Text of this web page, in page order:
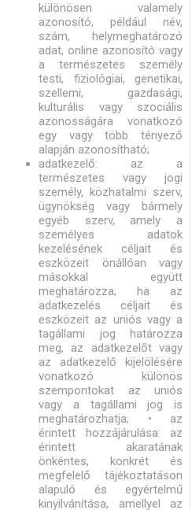
különösen valamely
azonosító, például név,
szám, helymeghatározó
adat, online azonosító vagy
a természetes személy
testi, fiziológiai, genetikai,
szellemi, gazdasági,
kulturális vagy szociális
azonosságára vonatkozó
egy vagy több tényező
alapján azonosítható;
adatkezelő: az a
természetes vagy jogi
személy, közhatalmi szerv,
ügynökség vagy bármely
egyéb szerv, amely a
személyes adatok
kezelésének céljait és
eszközeit önállóan vagy
másokkal együtt
meghatározza; ha az
adatkezelés céljait és
eszközeit az uniós vagy a
tagállami jog határozza
meg, az adatkezelőt vagy
az adatkezelő kijelölésére
vonatkozó különös
szempontokat az uniós
vagy a tagállami jog is
meghatározhatja; • az
érintett hozzájárulása: az
érintett akaratának
önkéntes, konkrét és
megfelelő tájékoztatáson
alapuló és egyértelmű
kinyilvánítása, amellyel az